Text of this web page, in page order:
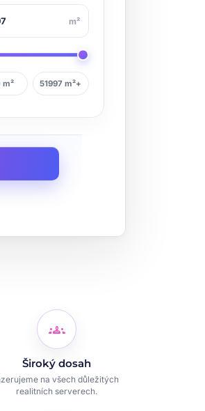
m²
m² 51997 m²+
groups
Široký dosah
na všech důležitých
realitních serverech.